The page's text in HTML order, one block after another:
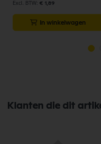
€ 1,89
In winkelwagen
Klanten die dit